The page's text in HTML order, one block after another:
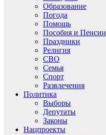
Образование
Погода
Помощь
Пособия и Пенсии
Праздники
Религия
СВО
Семья
Спорт
Развлечения
Политика
Выборы
Депутаты
Законы
Нацпроекты